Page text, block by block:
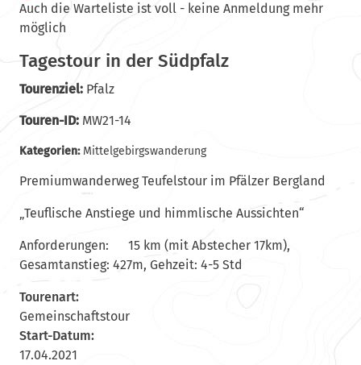
Auch die Warteliste ist voll - keine Anmeldung mehr
möglich
Tagestour in der Südpfalz
Tourenziel:Pfalz
Touren-ID:MW21-14
Kategorien: Mittelgebirgswanderung
Premiumwanderweg Teufelstour im Pfälzer Bergland
„Teuflische Anstiege und himmlische Aussichten“
Anforderungen: 15 km (mit Abstecher 17km),
Gesamtanstieg: 427m, Gehzeit: 4-5 Std
Tourenart:
Gemeinschaftstour
Start-Datum:
17.04.2021